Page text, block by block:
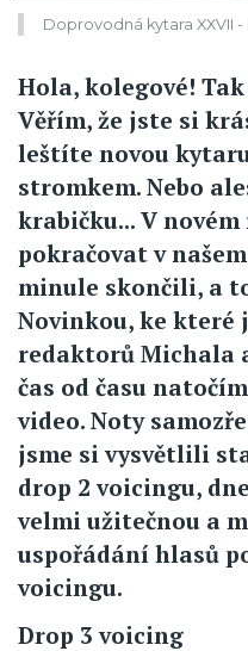
Doprovodná kytara XXVII
Hola, kolegové!
Věřím, že jste si
leštíte novou
stromkem. Nebo
krabičku... V
pokračovat v
minule skončili, a
Novinkou, ke které
redaktorů Michala
čas od času
video. Noty
jsme si vysvětlili
drop 2 voicingu,
velmi užitečnou a
uspořádání hlasů
voicingu.
Drop 3 voicing